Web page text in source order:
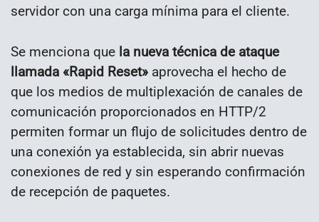
servidor con una carga mínima para el cliente.
Se menciona que la nueva técnica de ataque
llamada «Rapid Reset» aprovecha el hecho de
que los medios de multiplexación de canales de
comunicación proporcionados en HTTP/2
permiten formar un flujo de solicitudes dentro de
una conexión ya establecida, sin abrir nuevas
conexiones de red y sin esperando confirmación
de recepción de paquetes.